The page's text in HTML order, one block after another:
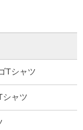
Tシャツ
シャツ